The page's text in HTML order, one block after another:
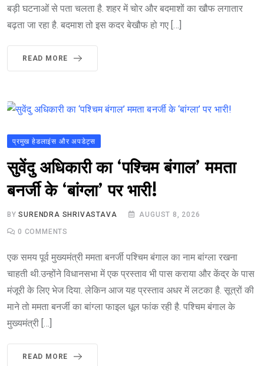
बड़ी घटनाओं से पता चलता है. शहर में चोर और बदमाशों का खौफ लगातार
बढ़ता जा रहा है. बदमाश तो इस कदर बेखौफ हो गए […]
READ MORE
प्रमुख हेडलाइंस और अपडेट्स
सुवेंदु अधिकारी का ‘पश्चिम बंगाल’ ममता
बनर्जी के ‘बांग्ला’ पर भारी!
BYSURENDRA SHRIVASTAVA AUGUST 8, 2026
0 COMMENTS
एक समय पूर्व मुख्यमंत्री ममता बनर्जी पश्चिम बंगाल का नाम बांग्ला रखना
चाहती थी.उन्होंने विधानसभा में एक प्रस्ताव भी पास कराया और केंद्र के पास
मंजूरी के लिए भेज दिया. लेकिन आज यह प्रस्ताव अधर में लटका है. सूत्रों की
माने तो ममता बनर्जी का बांग्ला फाइल धूल फांक रही है. पश्चिम बंगाल के
मुख्यमंत्री […]
READ MORE